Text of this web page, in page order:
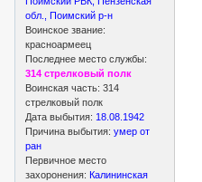
обл., Поимский р-н
Воинское звание:
красноармеец
Последнее место службы:
314 стрелковый полк
Воинская часть: 314
стрелковый полк
Дата выбытия: 18.08.1942
Причина выбытия: умер от
ран
Первичное место
захоронения: Калининская